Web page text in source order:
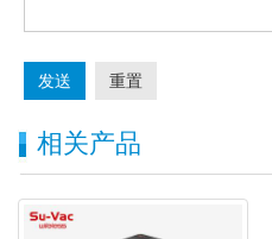
发送 重置
相关产品